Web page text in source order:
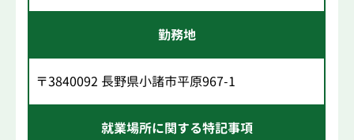
勤務地
〒3840092 長野県小諸市平原967-1
就業場所に関する特記事項